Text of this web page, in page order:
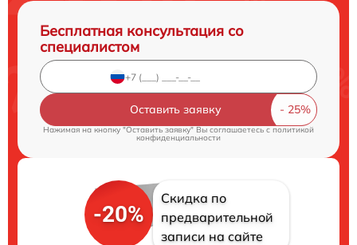
Бесплатная консультация со
специалистом
Оставить заявку
Нажимая на кнопку "Оставить заявку" Вы соглашаетесь cполитикой
конфиденциальности
-20%
Скидка по
предварительной
записи на сайте